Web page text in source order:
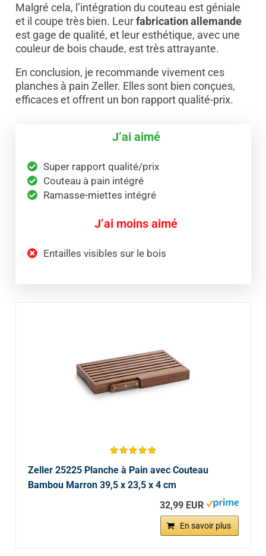
Malgré cela, l’intégration du couteau est géniale
et il coupe très bien. Leurfabrication allemande
est gage de qualité, et leur esthétique, avec une
couleur de bois chaude, est très attrayante.
En conclusion, je recommande vivement ces
planches à pain Zeller. Elles sont bien conçues,
efficaces et offrent un bon rapport qualité-prix.
J’ai aimé
Super rapport qualité/prix
Couteau à pain intégré
Ramasse-miettes intégré
J’ai moins aimé
Entailles visibles sur le bois
Zeller 25225 Planche à Pain avec Couteau
Bambou Marron 39,5 x 23,5 x 4 cm
32,99 EUR
En savoir plus